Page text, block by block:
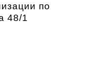
по
48/1